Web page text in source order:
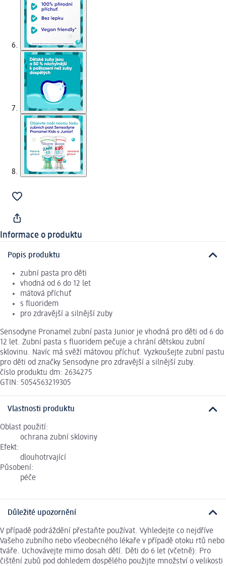
Informace o produktu
Popis produktu
zubní pasta pro děti
vhodná od 6 do 12 let
mátová příchuť
s fluoridem
pro zdravější a silnější zuby
Sensodyne Pronamel zubní pasta Junior je vhodná pro děti od 6 do
12 let. Zubní pasta s fluoridem pečuje a chrání dětskou zubní
sklovinu. Navíc má svěží mátovou příchuť. Vyzkoušejte zubní pastu
pro děti od značky Sensodyne pro zdravější a silnější zuby.
číslo produktu dm: 2634275
GTIN: 5054563219305
Vlastnosti produktu
Oblast použití:
ochrana zubní skloviny
Efekt:
dlouhotrvající
Působení:
péče
Důležité upozornění
V případě podráždění přestaňte používat. Vyhledejte co nejdříve
Vašeho zubního nebo všeobecného lékaře v případě otoku rtů nebo
tváře. Uchovávejte mimo dosah dětí. Děti do 6 let (včetně): Pro
čištění zubů pod dohledem dospělého použijte množství o velikosti